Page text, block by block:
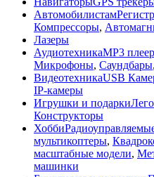
Автомобилистам
Компрессоры,
Лазеры
АудиотехникаMP3
Микрофоны, Саундбары,
ВидеотехникаUSB
IP-камеры
Игрушки и подарки
Конструкторы
Хобби
мультикоптеры,
масштабные модели,
машинки